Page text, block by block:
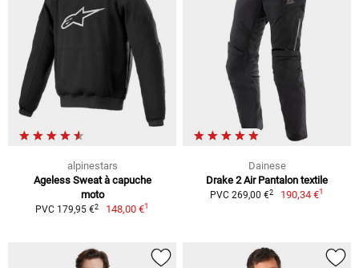
alpinestars
Ageless Sweat à capuche
moto
PVC 179,95 €2 148,00 €1
Dainese
Drake 2 Air Pantalon textile
PVC 269,00 €2 190,34 €1